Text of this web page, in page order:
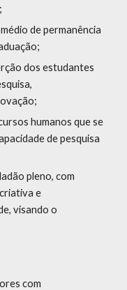
de permanência
dos estudantes
humanos que se
de pesquisa
pleno, com
e
visando o
com